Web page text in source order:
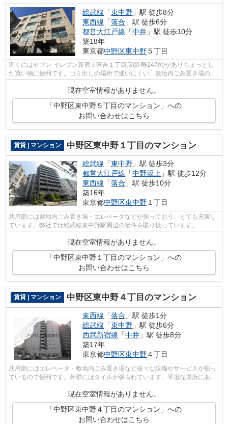
総武線 「東中野 」駅 徒歩8分
東西線 「落合 」駅 徒歩6分
都営大江戸線 「中井 」駅 徒歩10分
築18年
東京都中野区東中野５丁目
近くにはセブン-イレブン新宿上落合１丁目店(距離247m)がありちょっとし
た買い物に便利です。ゴミ出しの場所で迷いにくい、敷地内ごみ置き場のあ
現在空室情報がありません。
「中野区東中野５丁目のマンション」への
お問い合わせはこちら
賃貸 | マンション 中野区東中野１丁目のマンション
総武線 「東中野 」駅 徒歩3分
都営大江戸線 「中野坂上 」駅 徒歩12分
東西線 「落合 」駅 徒歩10分
築16年
東京都中野区東中野１丁目
共用部には敷地内ごみ置き場・エレベータなどが揃っており、とても充実し
ています。弊社では総武線東中野駅周辺の物件を取り扱っています。
現在空室情報がありません。
「中野区東中野１丁目のマンション」への
お問い合わせはこちら
賃貸 | マンション 中野区東中野４丁目のマンション
東西線 「落合 」駅 徒歩1分
総武線 「東中野 」駅 徒歩6分
西武新宿線 「中井 」駅 徒歩8分
築17年
東京都中野区東中野４丁目
共用部にはエレベータ・敷地内ごみ置き場など様々な設備やサービスが揃っ
ているので便利です。外壁にはタイルが張られています。平坦な場所にある
物件なら毎日の移動も快適です。3駅利...
現在空室情報がありません。
「中野区東中野４丁目のマンション」への
お問い合わせはこちら